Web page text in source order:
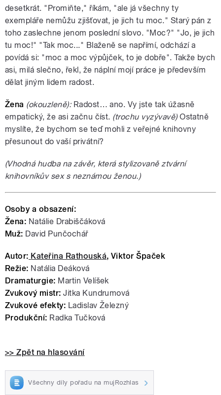
desetkrát. "Promiňte," říkám, "ale já všechny ty
exempláře nemůžu zjišťovat, je jich tu moc." Starý pán z
toho zaslechne jenom poslední slovo. "Moc?" "Jo, je jich
tu moc!" "Tak moc..." Blaženě se napřímí, odchází a
povídá si: "moc a moc výpůjček, to je dobře". Takže bych
asi, milá slečno, řekl, že náplní mojí práce je především
dělat jiným lidem radost.
Žena (okouzleně):Radost… ano. Vy jste tak úžasně
empatický, že asi začnu číst. (trochu vyzývavě)Ostatně
myslíte, že bychom se teď mohli z veřejné knihovny
přesunout do vaší privátní?
(Vhodná hudba na závěr, která stylizovaně ztvární
knihovníkův sex s neznámou ženou.)
Osoby a obsazení:
Žena: Natálie Drabiščáková
Muž: David Punčochář
Autor: Kateřina Rathouská, Viktor Špaček
Režie: Natália Deáková
Dramaturgie: Martin Velíšek
Zvukový mistr: Jitka Kundrumová
Zvukové efekty: Ladislav Železný
Produkční: Radka Tučková
>> Zpět na hlasování
Všechny díly pořadu na mujRozhlas